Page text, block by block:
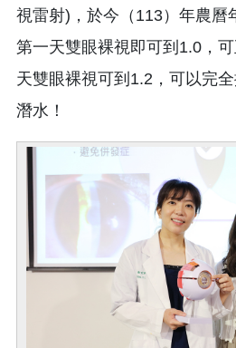
視雷射)，於今（113）年農曆
第一天雙眼裸視即可到1.0，
天雙眼裸視可到1.2，可以完
潛水！